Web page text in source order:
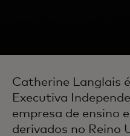
Catherine Langlais
Executiva
empresa de ensino
derivados no Reino